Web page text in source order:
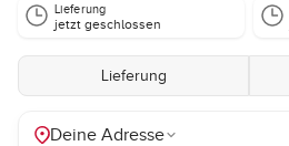
Lieferung
jetzt geschlossen
Lieferung
Deine Adresse